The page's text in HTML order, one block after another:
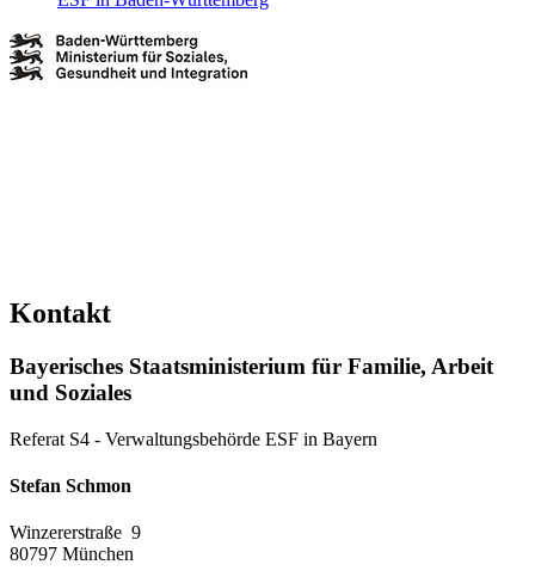
Kontakt
Bayerisches Staatsministerium für Familie, Arbeit
und Soziales
Referat S4 - Verwaltungsbehörde ESF in Bayern
Stefan Schmon
Winzererstraße 9
80797 München